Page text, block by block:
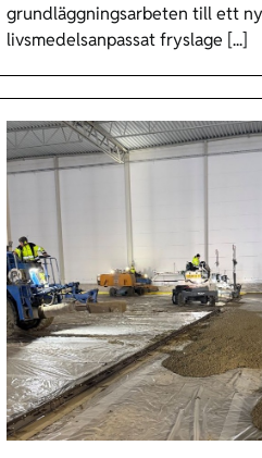
grundläggningsarbeten till ett
livsmedelsanpassat fryslage [...]